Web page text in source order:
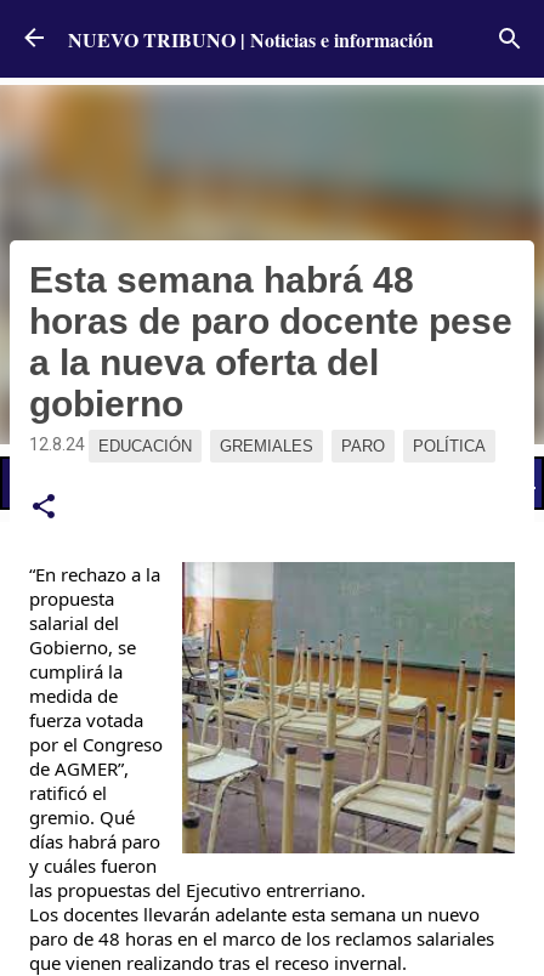
Ir al contenido principal
NUEVO TRIBUNO | Noticias e información
Esta semana habrá 48
horas de paro docente pese
a la nueva oferta del
gobierno
12.8.24 EDUCACIÓN GREMIALES PARO POLÍTICA
“En rechazo a la
propuesta
salarial del
Gobierno, se
cumplirá la
medida de
fuerza votada
por el Congreso
de AGMER”,
ratificó el
gremio. Qué
días habrá paro
y cuáles fueron
las propuestas del Ejecutivo entrerriano.
Los docentes llevarán adelante esta semana un nuevo
paro de 48 horas en el marco de los reclamos salariales
que vienen realizando tras el receso invernal.